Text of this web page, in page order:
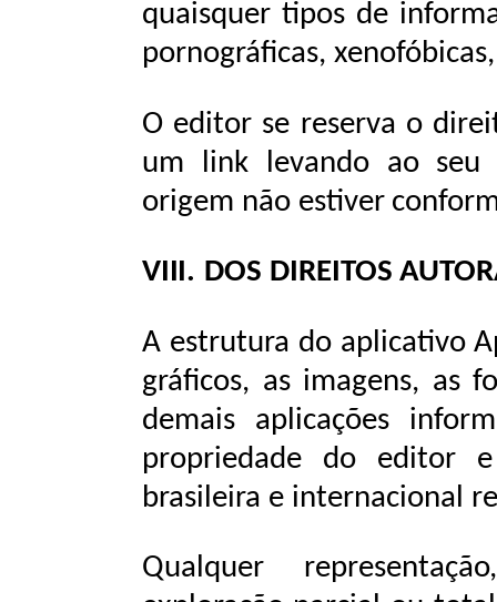
quaisquer tipos de
pornográficas, xenofóbicas,
O editor se reserva o
um link levando ao seu
origem não estiver
VIII. DOS DIREITOS
A estrutura do aplicativo
gráficos, as imagens, as
demais aplicações
propriedade do editor
brasileira e internacional
Qualquer